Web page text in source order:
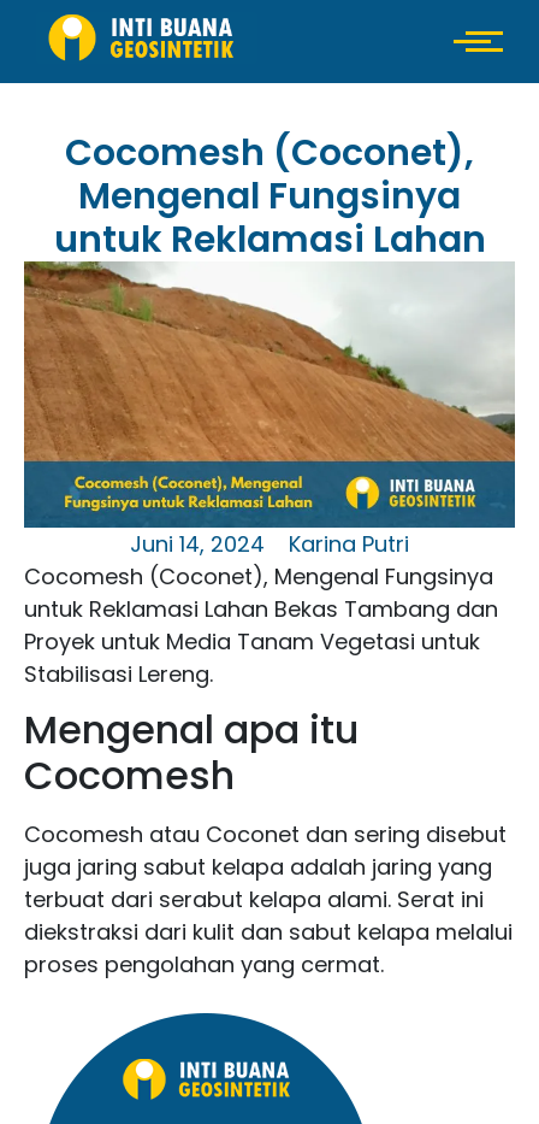
Cocomesh (Coconet),
Mengenal Fungsinya
untuk Reklamasi Lahan
Juni 14, 2024
Karina Putri
Cocomesh (Coconet), Mengenal Fungsinya
untuk Reklamasi Lahan Bekas Tambang dan
Proyek untuk Media Tanam Vegetasi untuk
Stabilisasi Lereng.
Mengenal apa itu
Cocomesh
Cocomesh atau Coconet dan sering disebut
juga jaring sabut kelapa adalah jaring yang
terbuat dari serabut kelapa alami. Serat ini
diekstraksi dari kulit dan sabut kelapa melalui
proses pengolahan yang cermat.